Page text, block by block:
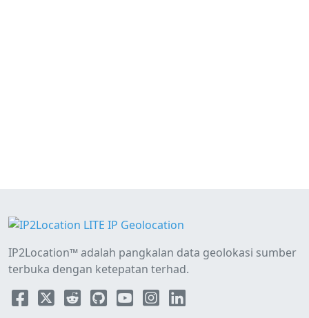
IP2Location™ adalah pangkalan data geolokasi sumber
terbuka dengan ketepatan terhad.